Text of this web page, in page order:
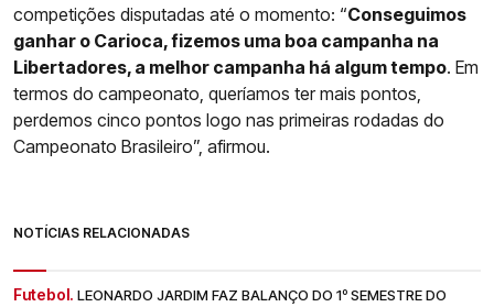
competições disputadas até o momento: “Conseguimos
ganhar o Carioca, fizemos uma boa campanha na
Libertadores, a melhor campanha há algum tempo. Em
termos do campeonato, queríamos ter mais pontos,
perdemos cinco pontos logo nas primeiras rodadas do
Campeonato Brasileiro”, afirmou.
NOTÍCIAS RELACIONADAS
Futebol. LEONARDO JARDIM FAZ BALANÇO DO 1º SEMESTRE DO